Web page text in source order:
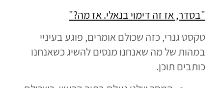
"בסדר, אז זה דימוי בנאלי. אז מה?"
טקסט גנרי, כזה שכולם אומרים, פוגע בעיניי
במהות של מה שאנחנו מנסים להשיג כשאנחנו
כותבים תוכן.